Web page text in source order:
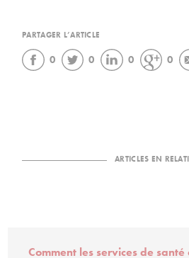
PARTAGER L’ARTICLE
0 0 0 0
ARTICLES EN
Comment les services de